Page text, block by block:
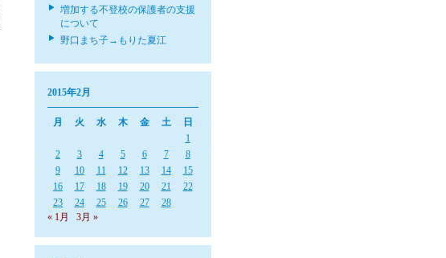
増加する不登校の保護者の支援
について
野口まち子→もりた夏江
2015年2月
月 火 水 木 金 土
日
1
2
3 4 5 6 7
8
9
10 11 12 13 14
15
16
17 18 19 20 21
22
23
24 25 26 27
28
« 1月
3月 »